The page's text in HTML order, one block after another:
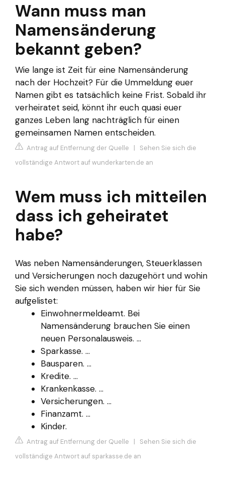
Wann muss man
Namensänderung
bekannt geben?
Wie lange ist Zeit für eine Namensänderung
nach der Hochzeit? Für die Ummeldung euer
Namen gibt es tatsächlich keine Frist. Sobald ihr
verheiratet seid, könnt ihr euch quasi euer
ganzes Leben lang nachträglich für einen
gemeinsamen Namen entscheiden.
Antrag auf Entfernung der Quelle | Sehen Sie sich die
vollständige Antwort auf wunderkarten.de an
Wem muss ich mitteilen
dass ich geheiratet
habe?
Was neben Namensänderungen, Steuerklassen
und Versicherungen noch dazugehört und wohin
Sie sich wenden müssen, haben wir hier für Sie
aufgelistet:
Einwohnermeldeamt. Bei
Namensänderung brauchen Sie einen
neuen Personalausweis. ...
Sparkasse. ...
Bausparen. ...
Kredite. ...
Krankenkasse. ...
Versicherungen. ...
Finanzamt. ...
Kinder.
Antrag auf Entfernung der Quelle | Sehen Sie sich die
vollständige Antwort auf sparkasse.de an